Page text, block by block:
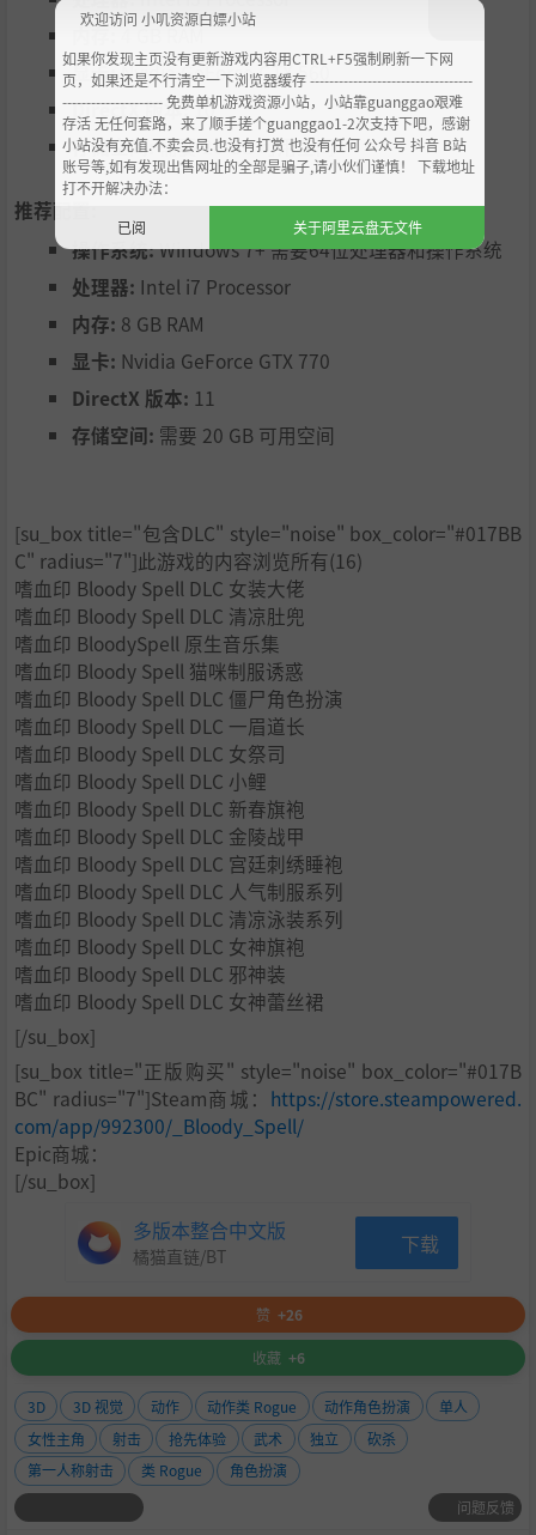
关卡设计的亮点在于采取随机组合的形式，即玩家在死亡后
重生所面对的场景、怪物、装备、机关道具的配置等均不同
于之前，使游戏呈现出多样化的特征，增加关卡变数及游戏
邪神诅咒使用特殊技能，实现暴走、子弹时间、怒吼破防、
暗杀处决、反击回血等多种效果，其作用在于增强角色输
出、辅助战斗以及简化战斗，对人物及武器属性进行加成，
有的甚至能起到决定战局的作用。
该系统使战斗部分更灵活，更具选择性和多样性，同时也保
证了战斗的流畅度及爽快感。除此以外，众多有趣的支线任
务、多样的调查元素以及穿插其中的小游戏也从侧面大大拓
展了游戏内容的饱满度和耐玩度。
我们希望看到十个玩家会有十种不同的闯关方式，如果敌人
场景机关来消灭他们，最后请大家务必小心谨慎的在本游戏
中生存下来吧。
内存:4 GB RAM
显卡:Nvidia GeForce GTX 560
DirectX 版本:10
存储空间:需要 20 GB 可用空间
推荐配置:
操作系统:Windows 7+ 需要64位处理器和操作系统
处理器: Intel i7 Processor
内存: 8 GB RAM
显卡: Nvidia GeForce GTX 770
DirectX 版本: 11
存储空间: 需要 20 GB 可用空间
[su_box title="包含DLC" style="noise" box_color="#017BB
C" radius="7"]此游戏的内容浏览所有(16)
嗜血印 Bloody Spell DLC 女装大佬
嗜血印 Bloody Spell DLC 清凉肚兜
嗜血印 BloodySpell 原生音乐集
嗜血印 Bloody Spell 猫咪制服诱惑
嗜血印 Bloody Spell DLC 僵尸角色扮演
嗜血印 Bloody Spell DLC 一眉道长
嗜血印 Bloody Spell DLC 女祭司
嗜血印 Bloody Spell DLC 小鲤
嗜血印 Bloody Spell DLC 新春旗袍
嗜血印 Bloody Spell DLC 金陵战甲
嗜血印 Bloody Spell DLC 宫廷刺绣睡袍
嗜血印 Bloody Spell DLC 人气制服系列
嗜血印 Bloody Spell DLC 清凉泳装系列
嗜血印 Bloody Spell DLC 女神旗袍
嗜血印 Bloody Spell DLC 邪神装
嗜血印 Bloody Spell DLC 女神蕾丝裙
[/su_box]
[su_box title="正版购买" style="noise" box_color="#017B
BC" radius="7"]Steam商城： https://store.steampowered.
com/app/992300/_Bloody_Spell/
Epic商城：
[/su_box]
多版本整合中文版
橘猫直链/BT 下载
赞 +26
收藏 +6
3D 3D 视觉 动作 动作类 Rogue 动作角色扮演
单人
女性主角
射击 抢先体验 武术 独立
砍杀
第一人称射击
类 Rogue
角色扮演
问题反馈
欢迎访问 小叽资源白嫖小站
如果你发现主页没有更新游戏内容用CTRL+F5强制刷新一下网
页，如果还是不行清空一下浏览器缓存 ----------------------------------
--------------------- 免费单机游戏资源小站，小站靠guanggao艰难
存活 无任何套路，来了顺手搓个guanggao1-2次支持下吧，感谢
小站没有充值.不卖会员.也没有打赏 也没有任何 公众号 抖音 B站
账号等,如有发现出售网址的全部是骗子,请小伙们谨慎！ 下载地址
打不开解决办法：
已阅
关于阿里云盘无文件